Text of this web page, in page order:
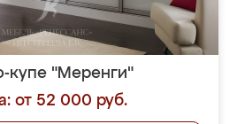
купе "Меренги"
от 52 000 руб.